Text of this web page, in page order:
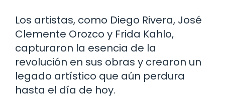
Los artistas, como Diego Rivera, José
Clemente Orozco y Frida Kahlo,
capturaron la esencia de la
revolución en sus obras y crearon un
legado artístico que aún perdura
hasta el día de hoy.